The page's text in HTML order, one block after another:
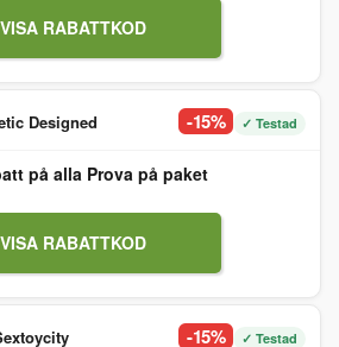
VISA RABATTKOD
Designed -15% ✓ Testad
på alla Prova på paket
VISA RABATTKOD
-15% ✓ Testad